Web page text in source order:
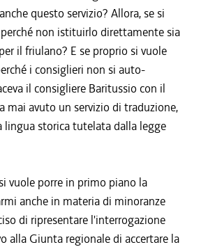
questo servizio? Allora, se si
non istituirlo direttamente sia
il friulano? E se proprio si vuole
i consiglieri non si auto-
il consigliere Baritussio con il
mai avuto un servizio di traduzione,
lingua storica tutelata dalla legge
vuole porre in primo piano la
anche in materia di minoranze
di ripresentare l'interrogazione
alla Giunta regionale di accertare la